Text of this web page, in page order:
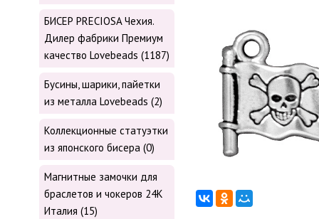
БИСЕР PRECIOSA Чехия.
Дилер фабрики Премиум
качество Lovebeads (1187)
Бусины, шарики, пайетки
из металла Lovebeads (2)
Коллекционные статуэтки
из японского бисера (0)
Магнитные замочки для
браслетов и чокеров 24К
Италия (15)